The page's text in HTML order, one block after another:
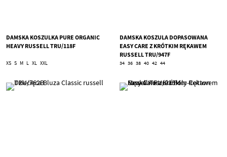
DAMSKA KOSZULKA PURE ORGANIC
HEAVY RUSSELL TRU/118F
XS S M L XL XXL
DAMSKA KOSZULA DOPASOWANA
EASY CARE Z KRÓTKIM RĘKAWEM
RUSSELL TRU/947F
34 36 38 40 42 44